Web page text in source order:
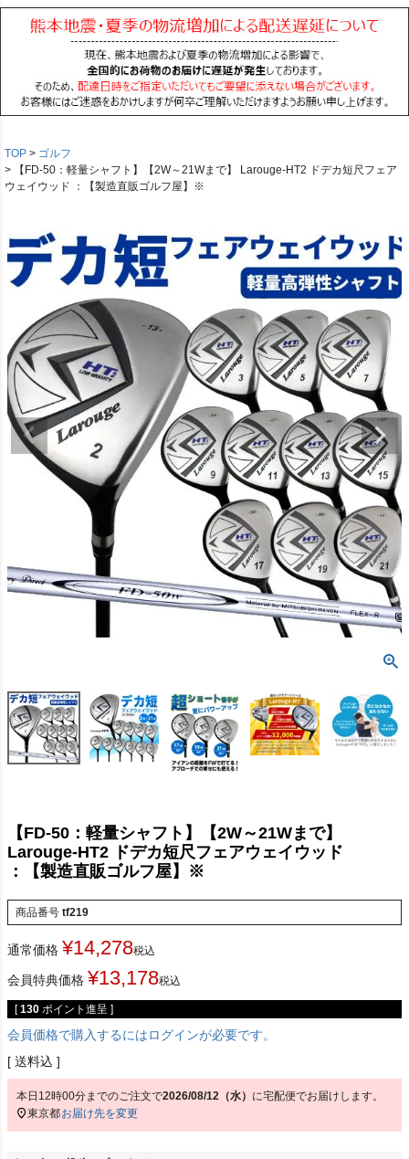
TOP
ゴルフ
【FD-50：軽量シャフト】【2W～21Wまで】 Larouge-HT2 ドデカ短尺フェア
ウェイウッド ：【製造直販ゴルフ屋】※
【FD-50：軽量シャフト】【2W～21Wまで】
Larouge-HT2 ドデカ短尺フェアウェイウッド
：【製造直販ゴルフ屋】※
商品番号 tf219
通常価格 ¥14,278税込
会員特典価格 ¥13,178税込
[ 130 ポイント進呈 ]
会員価格で購入するにはログインが必要です。
送料込
本日 12時00分までのご注文で2026/08/12（水） に宅配便 でお届けします。
東京都お届け先を変更